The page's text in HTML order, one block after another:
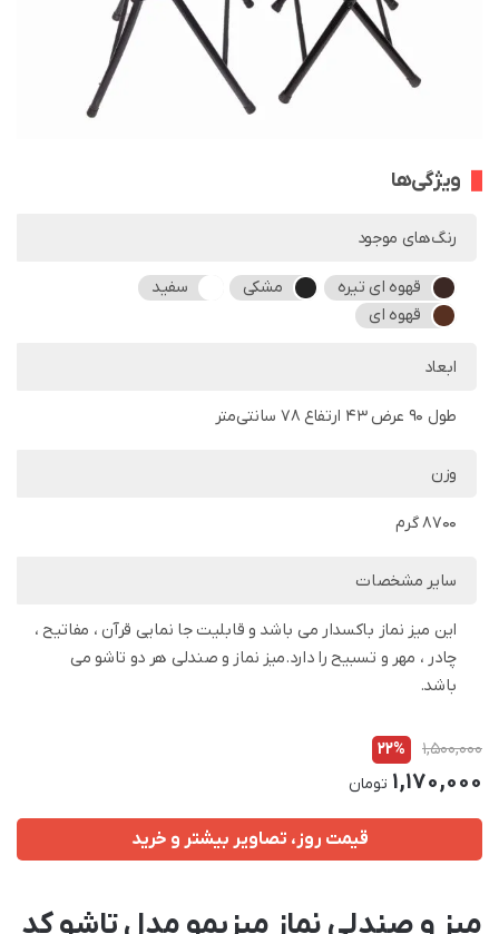
ویژگی‌ها
رنگ‌های موجود
قهوه ای تیره مشکی
سفید
قهوه ای
ابعاد
طول 90 عرض 43 ارتفاع 78 سانتی‌متر
وزن
8700 گرم
سایر مشخصات
این میز نماز باکسدار می باشد و قابلیت جا نمایی قرآن ، مفاتیح ،
چادر ، مهر و تسبیح را دارد.میز نماز و صندلی هر دو تاشو می
باشد.
1,500,000
22%
1,170,000 تومان
قیمت روز، تصاویر بیشتر و خرید
میز و صندلی نماز میزیمو مدل تاشو کد